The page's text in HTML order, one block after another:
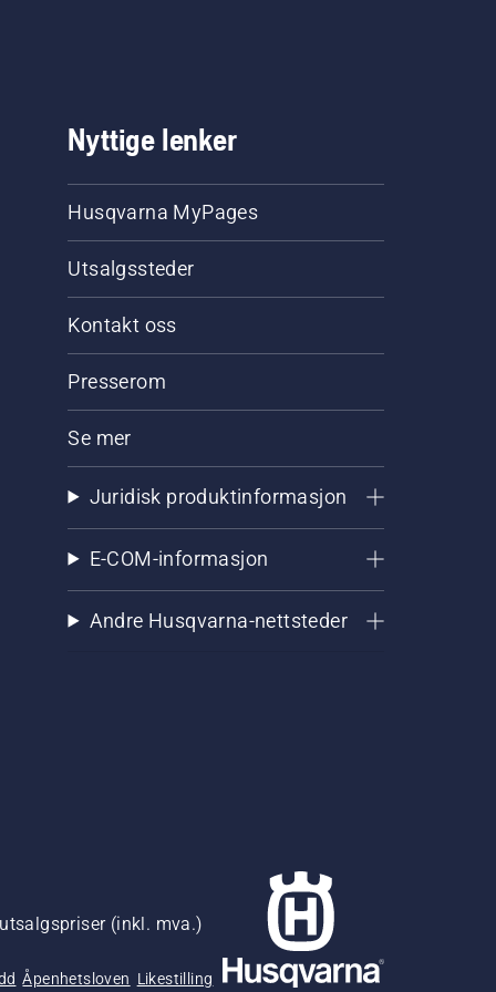
Nyttige lenker
Husqvarna MyPages
Utsalgssteder
Kontakt oss
Presserom
Se mer
Juridisk produktinformasjon
E-COM-informasjon
Andre Husqvarna-nettsteder
(inkl. mva.)
Åpenhetsloven Likestilling